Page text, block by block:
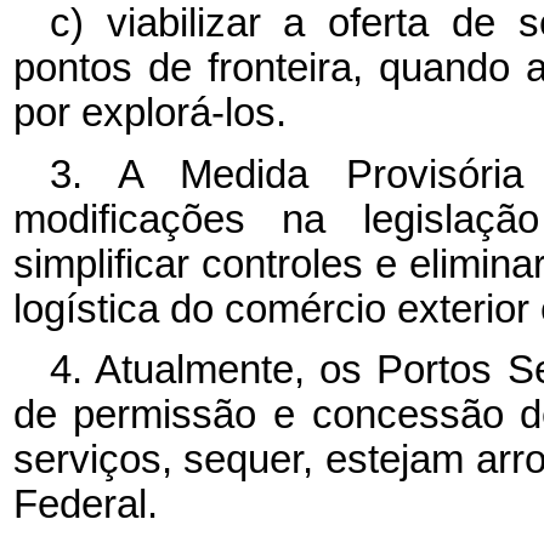
c) viabilizar a oferta de
pontos de fronteira, quando
por explorá-los.
3. A Medida
modificações na
simplificar controles e
logística do comércio
4. Atualmente, os Portos
de permissão e concessão
serviços, sequer, estejam
Federal.